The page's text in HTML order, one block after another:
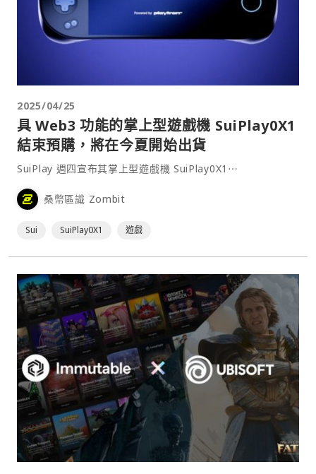
2025/04/25
具 Web3 功能的掌上型遊戲機 SuiPlay0X1
結束預購，將在今夏開始出貨
SuiPlay 週四宣布其掌上型遊戲機 SuiPlay0X1⋯
桑幣區識 Zombit
Sui SuiPlay0X1 遊戲